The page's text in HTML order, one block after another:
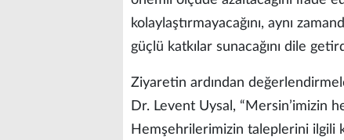
kolaylaştırmayacağını, aynı
güçlü katkılar sunacağını dile
Ziyaretin ardından
Dr. Levent Uysal, “Mersin’imizin
Hemşehrilerimizin taleplerini ilgili